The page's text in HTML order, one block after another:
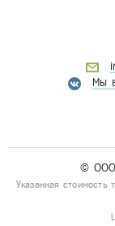
Мы
© ООО
Указанная стоимость